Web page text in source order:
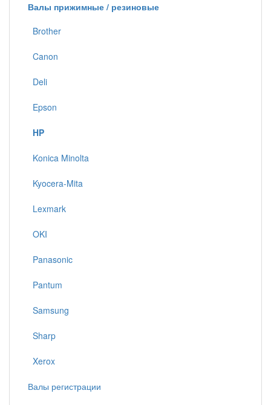
Валы прижимные / резиновые
Brother
Canon
Deli
Epson
HP
Konica Minolta
Kyocera-Mita
Lexmark
OKI
Panasonic
Pantum
Samsung
Sharp
Xerox
Валы регистрации